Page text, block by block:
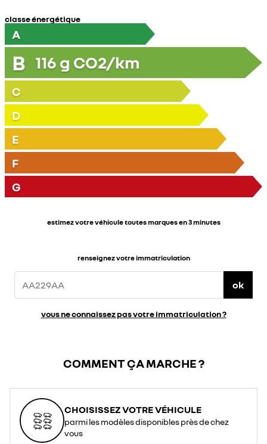
classe énergétique
A
B 116 g CO2/km
C
D
E
F
G
estimez votre véhicule toutes marques en 3 minutes
renseignez votre immatriculation
ok
vous ne connaissez pas votre immatriculation ?
COMMENT ÇA MARCHE ?
CHOISISSEZ VOTRE VÉHICULE
parmi les modèles disponibles près de chez
vous